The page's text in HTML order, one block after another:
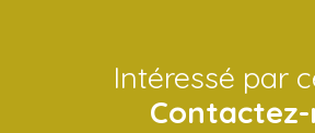
Intéressé par